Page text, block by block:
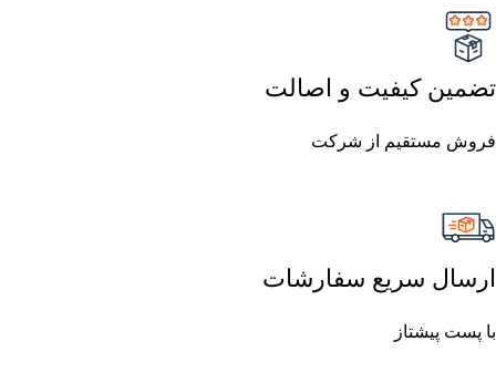
تضمین کیفیت و اصالت
فروش مستقیم از شرکت
ارسال سریع سفارشات
با پست پیشتاز